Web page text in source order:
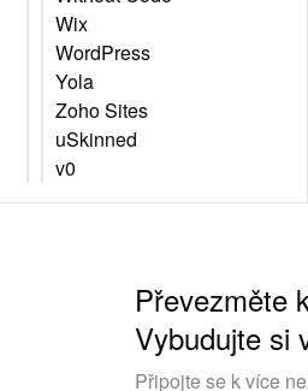
Wix
WordPress
Yola
Zoho Sites
uSkinned
v0
Převezměte
Vybudujte si
Připojte se k více